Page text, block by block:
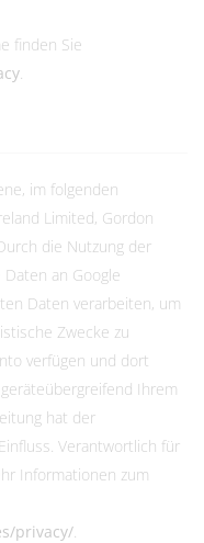
finden Sie
.
im folgenden
Limited, Gordon
die Nutzung der
an Google
Daten verarbeiten, um
Zwecke zu
verfügen und dort
Ihrem
hat der
Verantwortlich für
Informationen zum
privacy/.